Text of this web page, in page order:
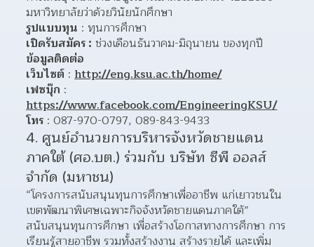
มหาวิทยาลัยว่าด้วยวินัยนักศึกษา
รูปแบบทุน : ทุนการศึกษา
เปิดรับสมัคร : ช่วงเดือนธันวาคม-มิถุนายน ของทุกปี
ข้อมูลติดต่อ
เว็บไซต์ : http://eng.ksu.ac.th/home/
เฟซบุ๊ก
https://www.facebook.com/EngineeringKSU/
โทร : 087-970-0797, 089-843-9433
4. ศูนย์อำนวยการบริหารจังหวัดชายแดน
ภาคใต้ (ศอ.บต.) ร่วมกับ บริษัท ซีพี ออลส์
จำกัด (มหาชน)
“โครงการสนับสนุนทุนการศึกษาเพื่ออาชีพ แก่เยาวชนใน
เขตพัฒนาพิเศษเฉพาะกิจจังหวัดชายแดนภาคใต้”
สนับสนุนทุนการศึกษา เพื่อสร้างโอกาสทางการศึกษา การ
เรียนรู้สายอาชีพ รวมทั้งสร้างงาน สร้างรายได้ และเพิ่ม